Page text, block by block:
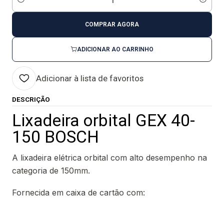
Quantidade
ADICIONAR AO CARRINHO
COMPRAR AGORA
Adicionar à lista de favoritos
DESCRIÇÃO
Lixadeira orbital GEX 40-
150 BOSCH
A lixadeira elétrica orbital com alto desempenho na
categoria de 150mm.
Fornecida em caixa de cartão com: